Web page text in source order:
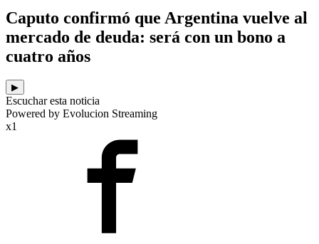
Caputo confirmó que Argentina vuelve al
mercado de deuda: será con un bono a
cuatro años
▶
Escuchar esta noticia
Powered by Evolucion Streaming
x1